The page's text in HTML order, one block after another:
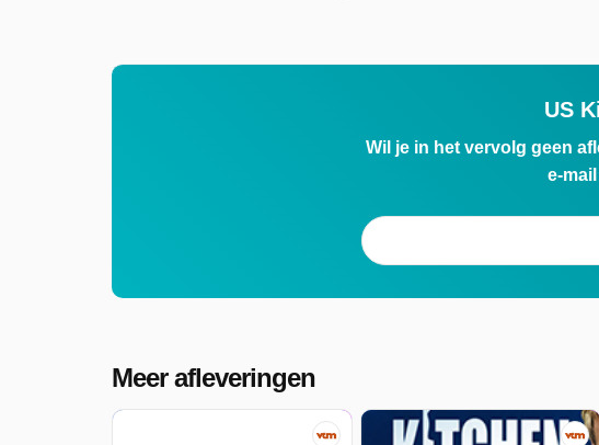
US
Wil je in het vervolg geen
e-
Meer afleveringen